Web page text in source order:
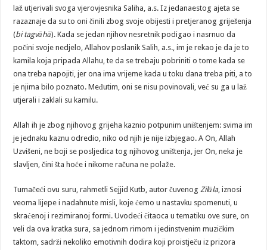
laž utjerivali svoga vjerovjesnika Saliha, a.s. Iz jedanaestog ajeta se
razaznaje da su to oni činili zbog svoje obijesti i pretjeranog griješenja
(bi tagvāhā). Kada se jedan njihov nesretnik podigao i nasrnuo da
počini svoje nedjelo, Allahov poslanik Salih, a.s., im je rekao je da je to
kamila koja pripada Allahu, te da se trebaju pobriniti o tome kada se
ona treba napojiti, jer ona ima vrijeme kada u toku dana treba piti, a to
je njima bilo poznato. Međutim, oni se nisu povinovali, već su ga u laž
utjerali i zaklali su kamilu.
Allah ih je zbog njihovog grijeha kaznio potpunim uništenjem: svima im
je jednaku kaznu odredio, niko od njih je nije izbjegao. A On, Allah
Uzvišeni, ne boji se posljedica tog njihovog uništenja, jer On, neka je
slavljen, čini šta hoće i nikome računa ne polaže.
Tumačeći ovu suru, rahmetli Sejjid Kutb, autor čuvenogZilāla, iznosi
veoma lijepe i nadahnute misli, koje ćemo u nastavku spomenuti, u
skraćenoj i rezimiranoj formi. Uvodeći čitaoca u tematiku ove sure, on
veli da ova kratka sura, sa jednom rimom i jedinstvenim muzičkim
taktom, sadrži nekoliko emotivnih dodira koji proistječu iz prizora